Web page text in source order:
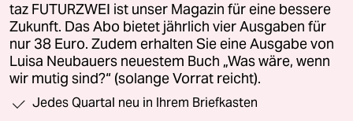
taz FUTURZWEI ist unser Magazin für eine bessere
Zukunft. Das Abo bietet jährlich vier Ausgaben für
nur 38 Euro. Zudem erhalten Sie eine Ausgabe von
Luisa Neubauers neuestem Buch „Was wäre, wenn
wir mutig sind?“ (solange Vorrat reicht).
Jedes Quartal neu in Ihrem Briefkasten